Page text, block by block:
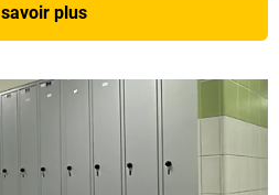
savoir plus